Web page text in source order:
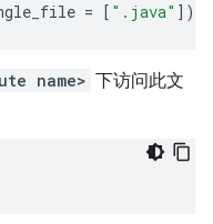
= [ ".java" ])
name> 下访问此文